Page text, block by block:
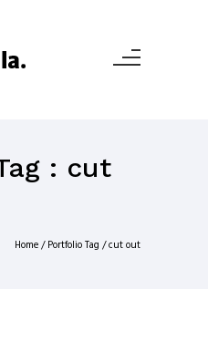
: cut
Home/ Portfolio Tag /cut out